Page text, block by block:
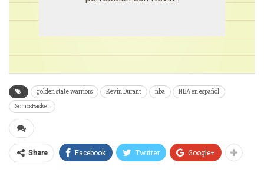
golden state warriors Kevin Durant nba
NBA en español
SomosBasket
Share Facebook Twitter Google+